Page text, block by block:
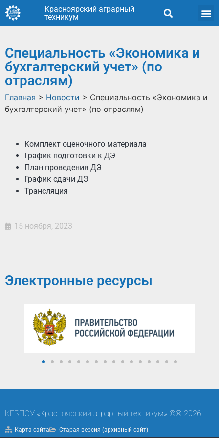
Красноярский аграрный
техникум
Специальность «Экономика и
бухгалтерский учет» (по
отраслям)
Главная > Новости > Специальность «Экономика и
бухгалтерский учет» (по отраслям)
Комплект оценочного материала
График подготовки к ДЭ
План проведения ДЭ
График сдачи ДЭ
Трансляция
15 ноября, 2023
Электронные ресурсы
КГБПОУ «Красноярский аграрный техникум» ©® 2026
Карта сайта Старая версия (архивный сайт)